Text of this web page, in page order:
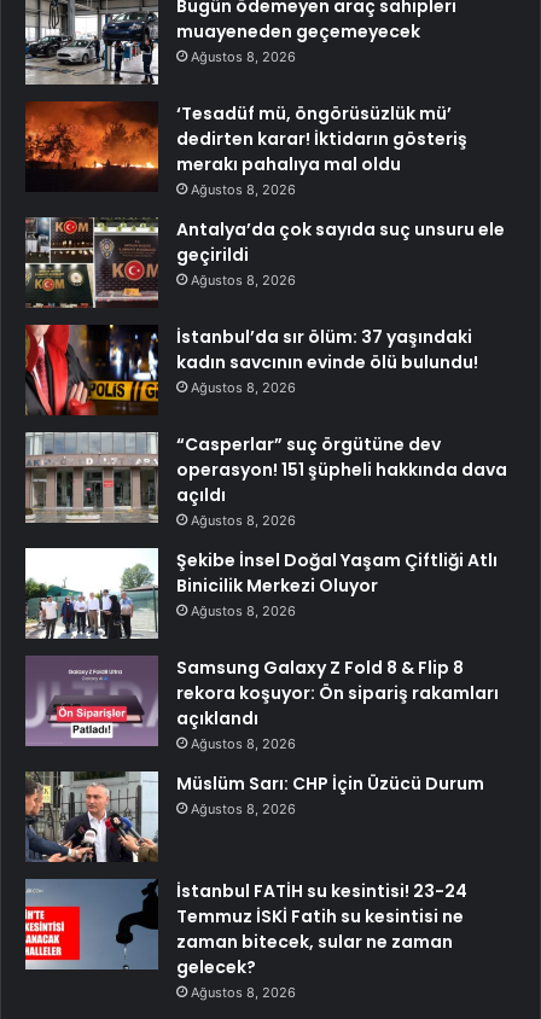
Bugün ödemeyen araç sahipleri
muayeneden geçemeyecek
Ağustos 8, 2026
‘Tesadüf mü, öngörüsüzlük mü’
dedirten karar! İktidarın gösteriş
merakı pahalıya mal oldu
Ağustos 8, 2026
Antalya’da çok sayıda suç unsuru ele
geçirildi
Ağustos 8, 2026
İstanbul’da sır ölüm: 37 yaşındaki
kadın savcının evinde ölü bulundu!
Ağustos 8, 2026
“Casperlar” suç örgütüne dev
operasyon! 151 şüpheli hakkında dava
açıldı
Ağustos 8, 2026
Şekibe İnsel Doğal Yaşam Çiftliği Atlı
Binicilik Merkezi Oluyor
Ağustos 8, 2026
Samsung Galaxy Z Fold 8 & Flip 8
rekora koşuyor: Ön sipariş rakamları
açıklandı
Ağustos 8, 2026
Müslüm Sarı: CHP İçin Üzücü Durum
Ağustos 8, 2026
İstanbul FATİH su kesintisi! 23-24
Temmuz İSKİ Fatih su kesintisi ne
zaman bitecek, sular ne zaman
gelecek?
Ağustos 8, 2026